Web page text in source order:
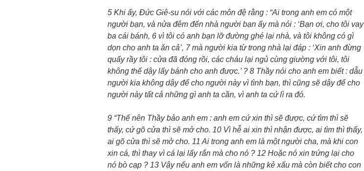
5 Khi ấy, Đức Giê-su nói với các môn đệ rằng : “Ai trong anh em có một
người bạn, và nửa đêm đến nhà người bạn ấy mà nói : ‘Bạn ơi, cho tôi vay
ba cái bánh, 6 vì tôi có anh bạn lỡ đường ghé lại nhà, và tôi không có gì
dọn cho anh ta ăn cả’, 7 mà người kia từ trong nhà lại đáp : ‘Xin anh đừng
quấy rầy tôi : cửa đã đóng rồi, các cháu lại ngủ cùng giường với tôi, tôi
không thể dậy lấy bánh cho anh được.’ ? 8 Thầy nói cho anh em biết : dẫu
người kia không dậy để cho người này vì tình bạn, thì cũng sẽ dậy để cho
người này tất cả những gì anh ta cần, vì anh ta cứ lì ra đó.
9 “Thế nên Thầy bảo anh em : anh em cứ xin thì sẽ được, cứ tìm thì sẽ
thấy, cứ gõ cửa thì sẽ mở cho. 10 Vì hễ ai xin thì nhận được, ai tìm thì thấy,
ai gõ cửa thì sẽ mở cho. 11 Ai trong anh em là một người cha, mà khi con
xin cá, thì thay vì cá lại lấy rắn mà cho nó ? 12 Hoặc nó xin trứng lại cho
nó bò cạp ? 13 Vậy nếu anh em vốn là những kẻ xấu mà còn biết cho con